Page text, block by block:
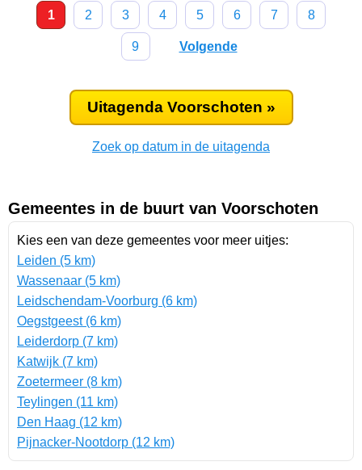
1 2 3 4 5 6 7 8
9 Volgende
Uitagenda Voorschoten »
Zoek op datum in de uitagenda
Gemeentes in de buurt van Voorschoten
Kies een van deze gemeentes voor meer uitjes:
Leiden (5 km)
Wassenaar (5 km)
Leidschendam-Voorburg (6 km)
Oegstgeest (6 km)
Leiderdorp (7 km)
Katwijk (7 km)
Zoetermeer (8 km)
Teylingen (11 km)
Den Haag (12 km)
Pijnacker-Nootdorp (12 km)